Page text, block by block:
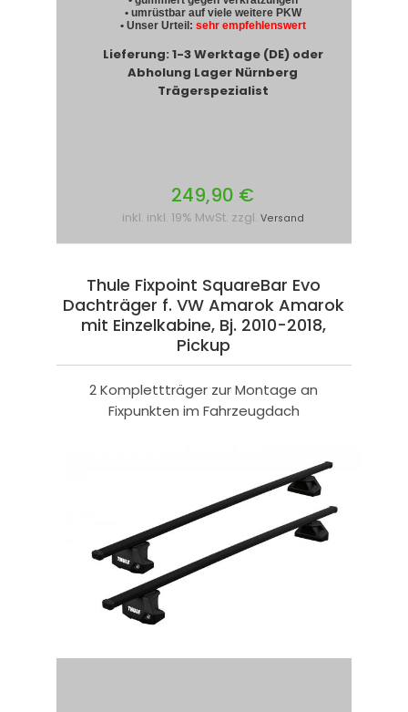
• umrüstbar auf viele weitere PKW
• Unser Urteil: sehr empfehlenswert
Lieferung: 1-3 Werktage (DE) oder
Abholung Lager Nürnberg
Trägerspezialist
249,90 €
inkl. inkl. 19% MwSt. zzgl. Versand
Thule Fixpoint SquareBar Evo
Dachträger f. VW Amarok Amarok
mit Einzelkabine, Bj. 2010-2018,
Pickup
2 Komplettträger zur Montage an
Fixpunkten im Fahrzeugdach